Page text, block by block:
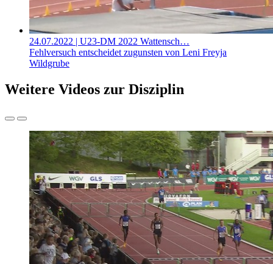
24.07.2022 | U23-DM 2022 Wattensch…
Fehlversuch entscheidet zugunsten von Leni Freyja
Wildgrube
Weitere Videos zur Disziplin